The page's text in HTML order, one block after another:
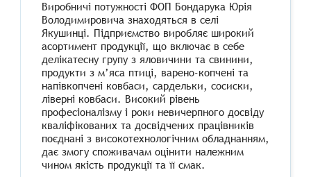
Виробничі потужності ФОП Бондарука Юрія
Володимировича знаходяться в селі
Якушинці. Підприємство виробляє широкий
асортимент продукції, що включає в себе
делікатесну групу з яловичини та свинини,
продукти з м’яса птиці, варено-копчені та
напівкопчені ковбаси, сардельки, сосиски,
ліверні ковбаси. Високий рівень
професіоналізму і роки невичерпного досвіду
кваліфікованих та досвідчених працівників
поєднані з високотехнологічним обладнанням,
дає змогу споживачам оцінити належним
чином якість продукції та її смак.